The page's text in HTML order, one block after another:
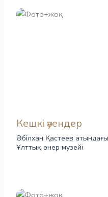
Кешкі әуендер
Әбілхан Қастеев
Ұлттық өнер музейі